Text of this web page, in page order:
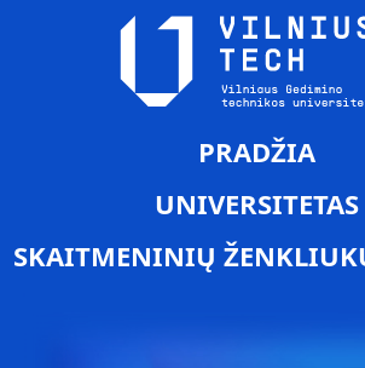
PRADŽIA
UNIVERSITETAS
SKAITMENINIŲ